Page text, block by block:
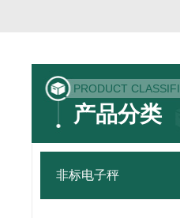
PRODUCT
产品分类
非标电子秤